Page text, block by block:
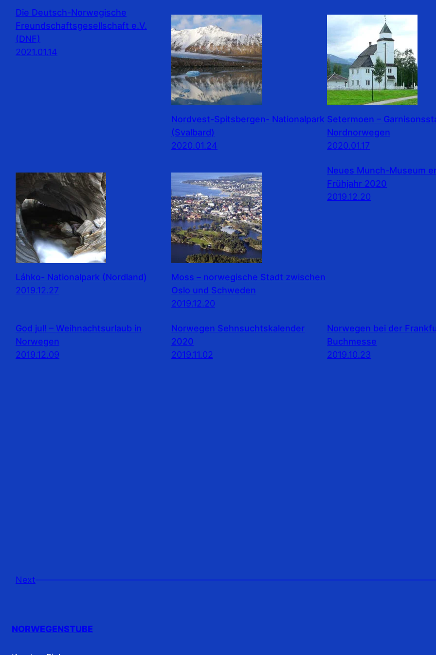
Die Deutsch-Norwegische
Freundschaftsgesellschaft e.V.
(DNF)
2021.01.14
Nordvest-Spitsbergen- Nationalpark
(Svalbard)
2020.01.24
Setermoen –
Nordnorwegen
2020.01.17
Láhko- Nationalpark (Nordland)
2019.12.27
Moss – norwegische Stadt zwischen
Oslo und Schweden
2019.12.20
Neues Munch-Museum
Frühjahr 2020
2019.12.20
God jul! – Weihnachtsurlaub in
Norwegen
2019.12.09
Norwegen Sehnsuchtskalender
2020
2019.11.02
Norwegen bei der
Buchmesse
2019.10.23
Next
NORWEGENSTUBE